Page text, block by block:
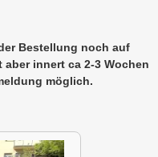
Bestellung noch auf
innert ca 2-3 Wochen
möglich.